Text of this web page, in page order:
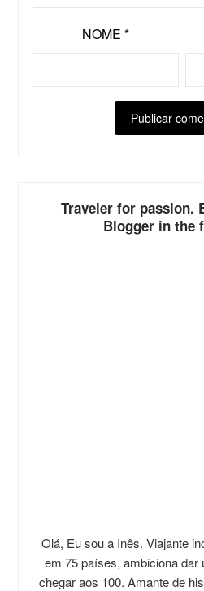
NOME *
Traveler for passion.
Blogger in the
Olá, Eu sou a Inês. Viajante
em 75 países, ambiciona dar
chegar aos 100. Amante de